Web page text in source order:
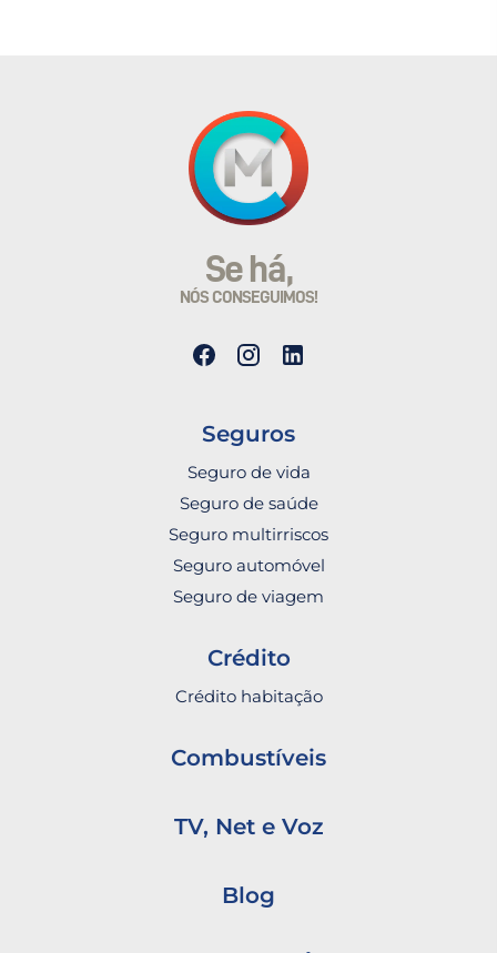
Se há,
NÓS CONSEGUIMOS!
Seguros
Seguro de vida
Seguro de saúde
Seguro multirriscos
Seguro automóvel
Seguro de viagem
Crédito
Crédito habitação
Combustíveis
TV, Net e Voz
Blog